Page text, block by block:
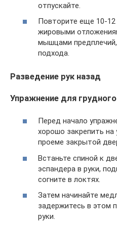
отпускайте.
Повторите еще 10-12
жировыми
мышцами
подхода.
Разведение рук назад
Упражнение для
Перед начало
хорошо закрепить на
проеме закрытой
Встаньте спиной к
эспандера в руки,
согните в локтях.
Затем начинайте
задержитесь в этом
руки.